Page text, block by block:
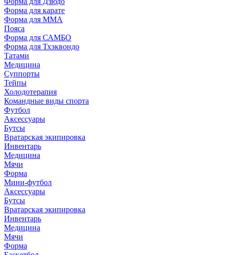
Форма для карате
Форма для MMA
Пояса
Форма для САМБО
Форма для Тхэквондо
Татами
Медицина
Суппорты
Тейпы
Холодотерапия
Командные виды спорта
Футбол
Аксессуары
Бутсы
Вратарская экипировка
Инвентарь
Медицина
Мячи
Форма
Мини-футбол
Аксессуары
Бутсы
Вратарская экипировка
Инвентарь
Медицина
Мячи
Форма